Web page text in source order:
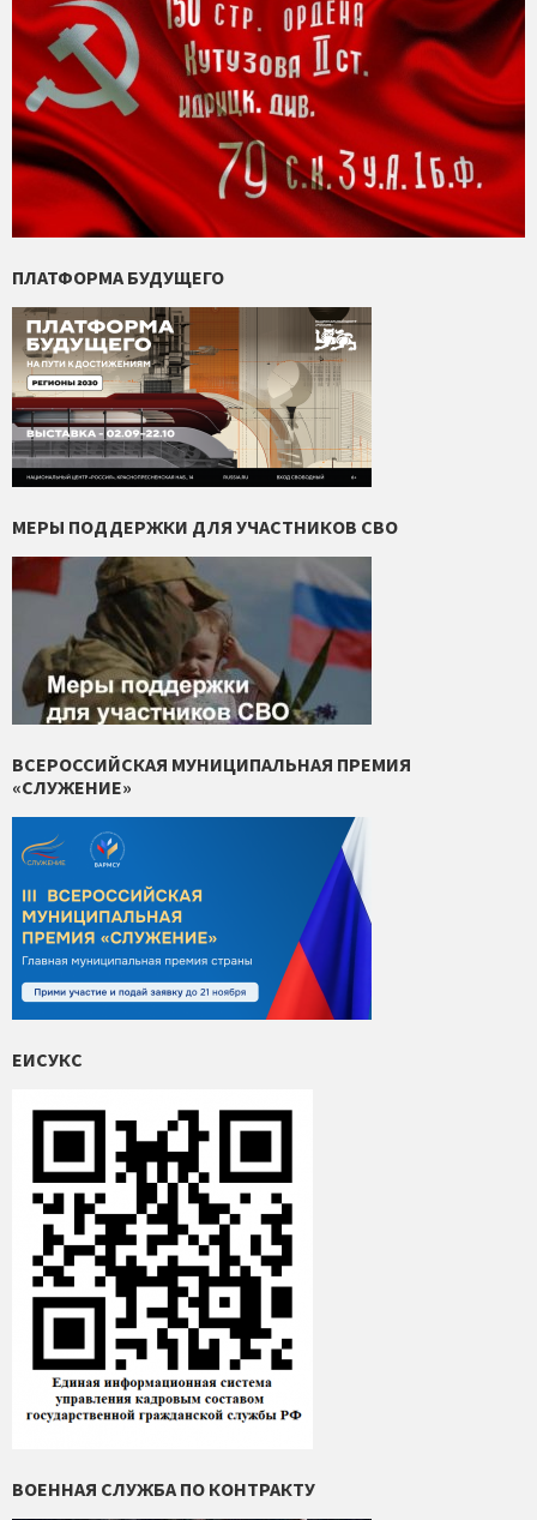
ПЛАТФОРМА БУДУЩЕГО
МЕРЫ ПОДДЕРЖКИ ДЛЯ УЧАСТНИКОВ СВО
ВСЕРОССИЙСКАЯ МУНИЦИПАЛЬНАЯ ПРЕМИЯ
«СЛУЖЕНИЕ»
ЕИСУКС
ВОЕННАЯ СЛУЖБА ПО КОНТРАКТУ